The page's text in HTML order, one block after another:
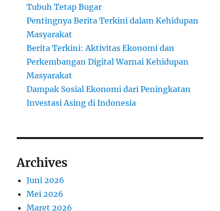
Tubuh Tetap Bugar
Pentingnya Berita Terkini dalam Kehidupan
Masyarakat
Berita Terkini: Aktivitas Ekonomi dan
Perkembangan Digital Warnai Kehidupan
Masyarakat
Dampak Sosial Ekonomi dari Peningkatan
Investasi Asing di Indonesia
Archives
Juni 2026
Mei 2026
Maret 2026